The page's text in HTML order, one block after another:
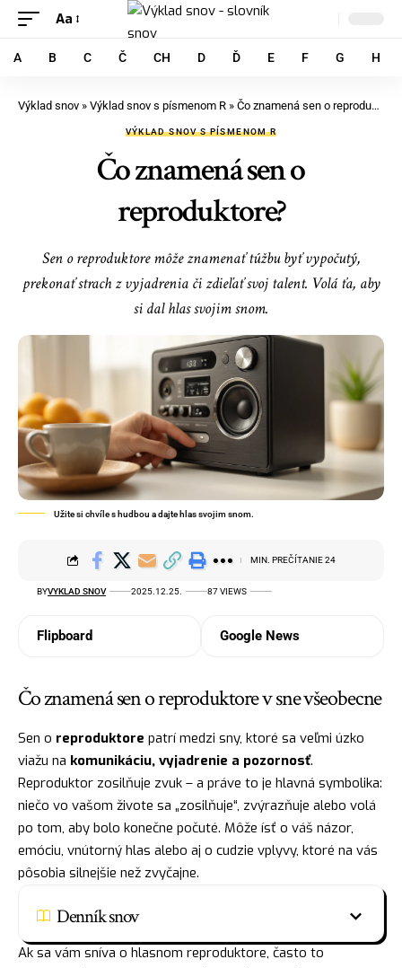
Aa
A B C Č CH D Ď E F G H
Výklad snov » Výklad snov s písmenom R » Čo znamená sen o reproduktore?
VÝKLAD SNOV S PÍSMENOM R
Čo znamená sen o
reproduktore?
Sen o reproduktore môže znamenať túžbu byť vypočutý,
prekonať strach z vyjadrenia či zdieľať svoj talent. Volá ťa, aby
si dal hlas svojim snom.
Užite si chvíle s hudbou a dajte hlas svojim snom.
BYVYKLAD SNOV 2025.12.25. 87 VIEWS
MIN. PREČÍTANIE 24
Flipboard Google News
Čo znamená sen o reproduktore v sne všeobecne
Sen o reproduktore patrí medzi sny, ktoré sa veľmi úzko
viažu na komunikáciu, vyjadrenie a pozornosť.
Reproduktor zosilňuje zvuk – a práve to je hlavná symbolika:
niečo vo vašom živote sa „zosilňuje“, zvýrazňuje alebo volá
po tom, aby bolo konečne počuté. Môže ísť o váš názor,
emóciu, vnútorný hlas alebo aj o cudzie vplyvy, ktoré na vás
pôsobia silnejšie než zvyčajne.
Denník snov
Ak sa vám sníva o hlasnom reproduktore, často to